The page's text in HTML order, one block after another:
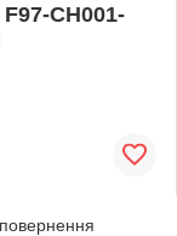
F97-CH001-